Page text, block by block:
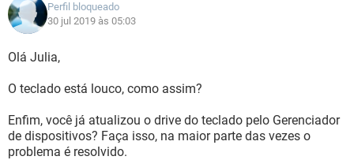
Perfil bloqueado
30 jul 2019 às 05:03
Olá Julia,
O teclado está louco, como assim?
Enfim, você já atualizou o drive do teclado pelo Gerenciador
de dispositivos? Faça isso, na maior parte das vezes o
problema é resolvido.